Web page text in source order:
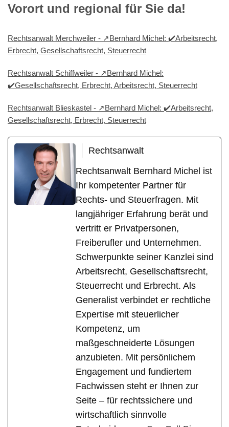
Vorort und regional für Sie da!
Rechtsanwalt Merchweiler - ↗️Bernhard Michel: ✔️Arbeitsrecht,
Erbrecht, Gesellschaftsrecht, Steuerrecht
Rechtsanwalt Schiffweiler - ↗️Bernhard Michel:
✔️Gesellschaftsrecht, Erbrecht, Arbeitsrecht, Steuerrecht
Rechtsanwalt Blieskastel - ↗️Bernhard Michel: ✔️Arbeitsrecht,
Gesellschaftsrecht, Erbrecht, Steuerrecht
Rechtsanwalt
Rechtsanwalt Bernhard Michel ist
Ihr kompetenter Partner für
Rechts- und Steuerfragen. Mit
langjähriger Erfahrung berät und
vertritt er Privatpersonen,
Freiberufler und Unternehmen.
Schwerpunkte seiner Kanzlei sind
Arbeitsrecht, Gesellschaftsrecht,
Steuerrecht und Erbrecht. Als
Generalist verbindet er rechtliche
Expertise mit steuerlicher
Kompetenz, um
maßgeschneiderte Lösungen
anzubieten. Mit persönlichem
Engagement und fundiertem
Fachwissen steht er Ihnen zur
Seite – für rechtssichere und
wirtschaftlich sinnvolle